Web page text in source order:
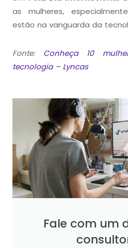
as mulheres,
estão na vanguarda da
Fonte:
Conheça 10
tecnologia – Lyncas
Fale com um